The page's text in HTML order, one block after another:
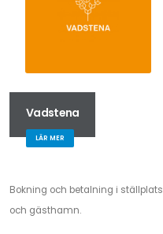
Vadstena
LÄR MER
Bokning och betalning i ställplats
och gästhamn.